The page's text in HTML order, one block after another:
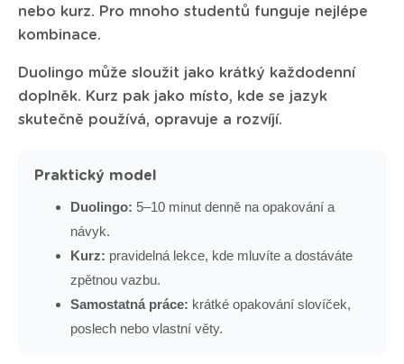
nebo kurz. Pro mnoho studentů funguje nejlépe
kombinace.
Duolingo může sloužit jako krátký každodenní
doplněk. Kurz pak jako místo, kde se jazyk
skutečně používá, opravuje a rozvíjí.
Praktický model
Duolingo: 5–10 minut denně na opakování a
návyk.
Kurz: pravidelná lekce, kde mluvíte a dostáváte
zpětnou vazbu.
Samostatná práce: krátké opakování slovíček,
poslech nebo vlastní věty.